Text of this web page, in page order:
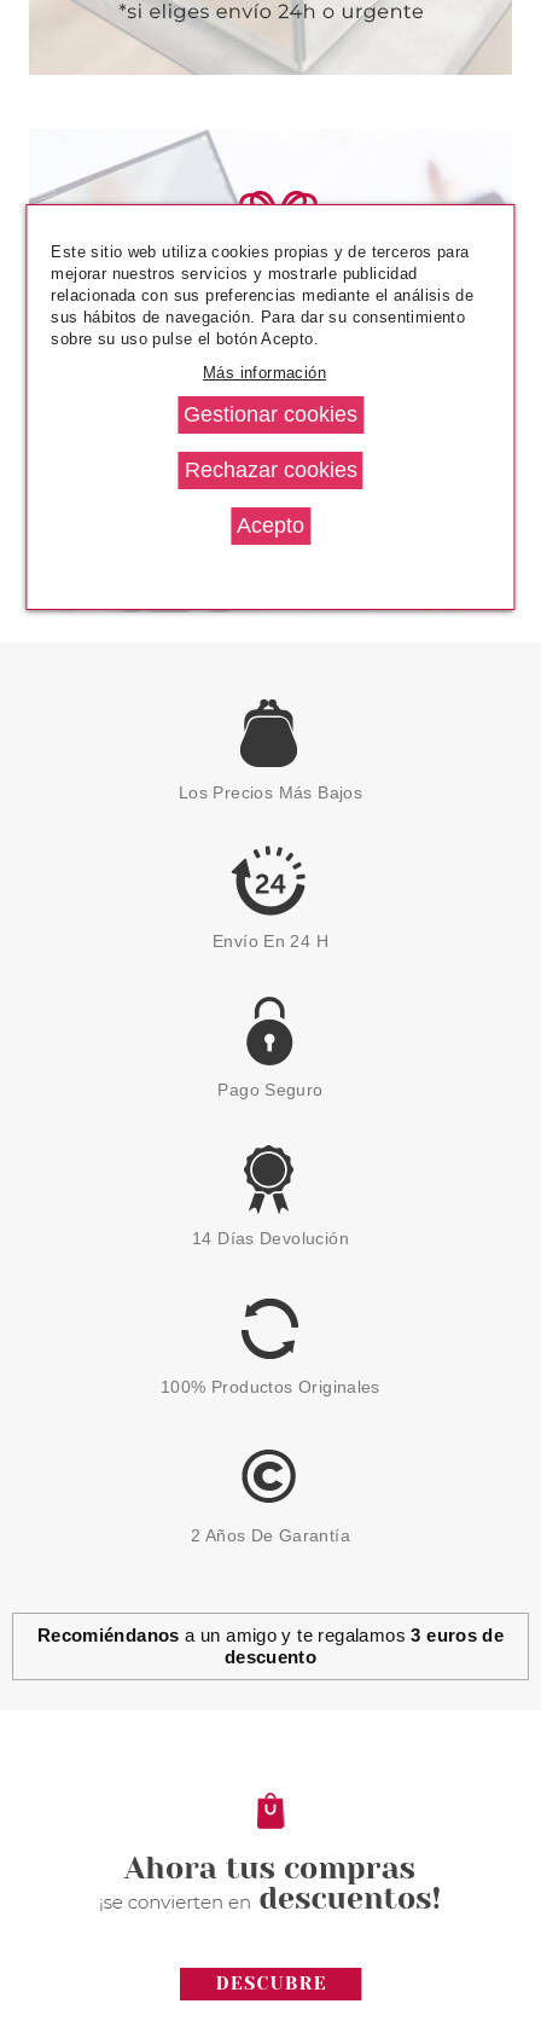
Los Precios Más Bajos
Envío En 24 H
Pago Seguro
14 Días Devolución
100% Productos Originales
2 Años De Garantía
Recomiéndanos a un amigo y te regalamos3 euros de
descuento
Este sitio web utiliza cookies propias y de terceros para
mejorar nuestros servicios y mostrarle publicidad
relacionada con sus preferencias mediante el análisis de
sus hábitos de navegación. Para dar su consentimiento
sobre su uso pulse el botón Acepto.
Más información